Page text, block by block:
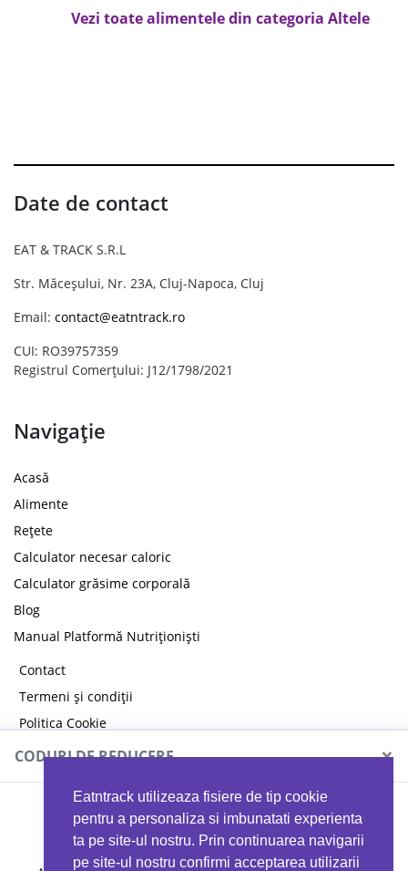
Eatntrack utilizeaza fisiere de tip cookie
pentru a personaliza si imbunatati experienta
ta pe site-ul nostru. Prin continuarea navigarii
pe site-ul nostru confirmi acceptarea utilizarii
Vezi toate alimentele din categoria Altele
Date de contact
EAT & TRACK S.R.L
Str. Măceșului, Nr. 23A, Cluj-Napoca, Cluj
Email: contact@eatntrack.ro
CUI: RO39757359
Registrul Comerțului: J12/1798/2021
Navigație
Acasă
Alimente
Rețete
Calculator necesar caloric
Calculator grăsime corporală
Blog
Manual Platformă Nutriționiști
Contact
Termeni și condiții
Politica Cookie
Politica de confidențialitate
CODURI DE REDUCERE ×
MYPROTEIN